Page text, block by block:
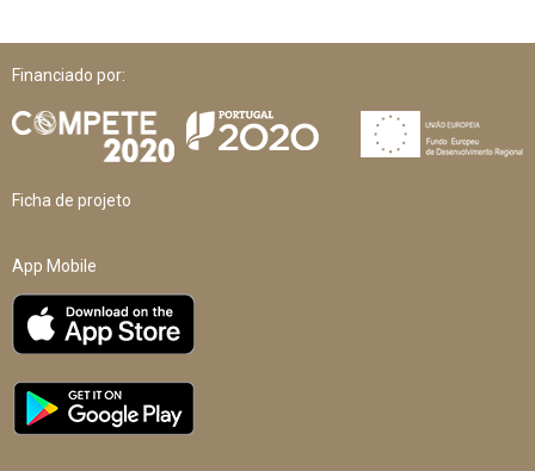
Financiado por:
Ficha de projeto
App Mobile